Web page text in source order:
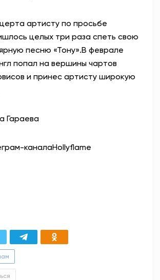
артисту по просьбе
целых три раза спеть свою
песню «Тону».В феврале
попал на вершины чартов
и принес артисту широкую
Гараева
каналаHollyflame